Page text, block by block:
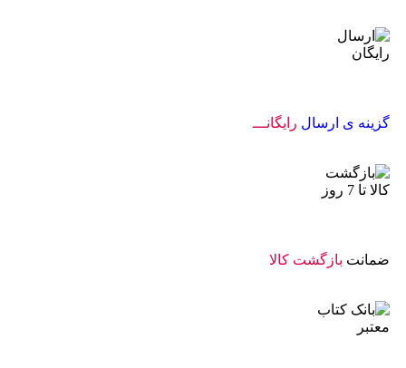
گزینه ی ارسال رایگانـــ
ضمانت بازگشت کالا